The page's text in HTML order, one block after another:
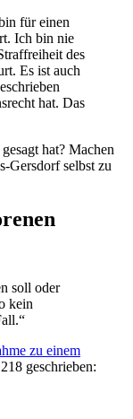
für einen
Ich bin nie
des
Es ist auch
hat. Das
hat? Machen
Gersdorf selbst zu
soll oder
kein
zu einem
geschrieben: